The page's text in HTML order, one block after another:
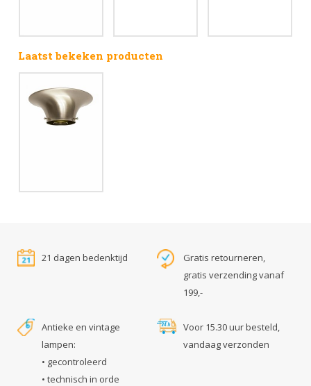
Laatst bekeken producten
21 dagen bedenktijd
Gratis retourneren,
gratis verzending vanaf
199,-
Antieke en vintage
lampen:
• gecontroleerd
• technisch in orde
Voor 15.30 uur besteld,
vandaag verzonden